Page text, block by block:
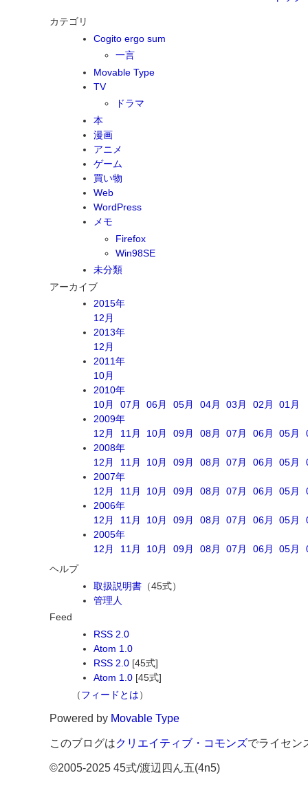
カテゴリ
Cogito ergo sum
一言
Movable Type
TV
ドラマ
本
漫画
アニメ
ゲーム
買い物
Web
WordPress
メモ
Firefox
Win98SE
未分類
アーカイブ
2015年
12月
2013年
12月
2011年
10月
2010年
10月
07月 06月 05月 04月 03月 02月
01月
2009年
12月
11月 10月 09月 08月 07月 06月 05月
2008年
12月
11月 10月 09月 08月 07月 06月 05月
2007年
12月
11月 10月 09月 08月 07月 06月 05月
2006年
12月
11月 10月 09月 08月 07月 06月 05月
2005年
12月
11月 10月 09月 08月 07月 06月 05月
ヘルプ
取扱説明書 （45式）
管理人
Feed
RSS 2.0
Atom 1.0
RSS 2.0 [45式]
Atom 1.0 [45式]
（フィードとは）
Powered by Movable Type
このブログはクリエイティブ・コモンズでライセン
©2005-2025 45式/渡辺四ん五(4n5)